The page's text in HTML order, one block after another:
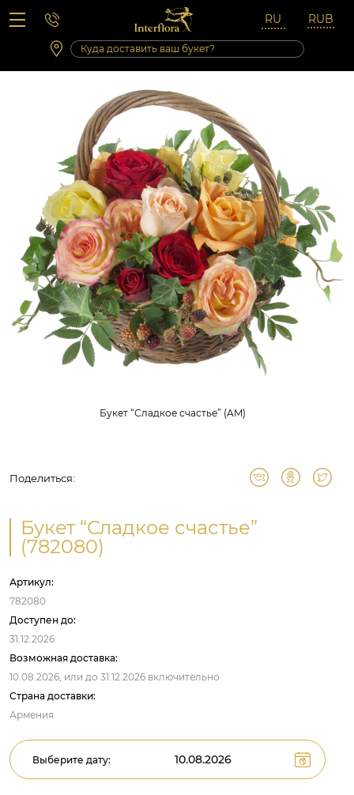
Вопросы-ответы
Сб 10:00 ‐ 14:00
Выходные и праздничные дни
Букет “Сладкое счастье” (AM)
Поделиться:
Букет “Сладкое счастье”
(782080)
Артикул:
782080
Доступен до:
31.12.2026
Возможная доставка:
10.08.2026, или до 31.12.2026 включительно
Страна доставки:
Армения
Выберите дату: